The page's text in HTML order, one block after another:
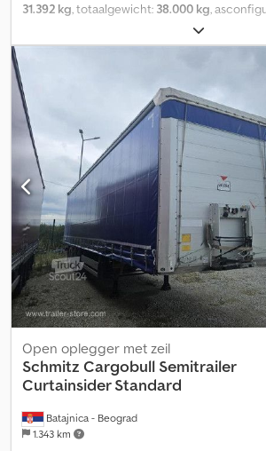
31.392 kg, totaalgewicht: 38.000 kg,
, laadruimte lengte:
laadruimtebreedte:2.480 mm,
,
R22,5
, Uitrusting:
,
maximaal toelaatbaar gewicht: 38000 kg,
13.620 mm x 2.480 mm x 2.700 mm,
volume laadruimte: 91 m³, eerste as: , tweede
luchtvering, anti-inklemmingssysteem, voor-
worden opgetild, elektronisch remsysteem
1x15 en 2x7 polen, spatscherm, een overzicht
beschikbare voertuigen vindt u op onze
financiering nodig? Wij bieden individuele
financieringsoplossingen, evenals full-
service. Wij adviseren u graag persoonlijk.
Batajnica - Beograd
1.343 km
Open oplegger met zeil
Schmitz Cargobull Semitrailer
Curtainsider Standard